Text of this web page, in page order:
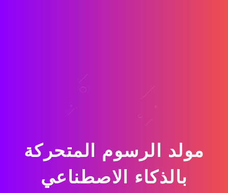
مولد الرسوم المتحركة
بالذكاء الاصطناعي